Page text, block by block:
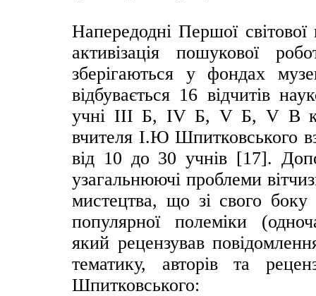
Напередодні Першої
активізація пошукової
зберігаються у фондах
відбувається 16 відчитів
учні ІІІ Б, ІV Б, V Б, V В
вчителя І.Ю Шпитковського
від 10 до 30 учнів [17].
узагальнюючі проблеми
мистецтва, що зі свого боку
популярної полеміки
який рецензував
тематику, авторів та
Шпитковського: